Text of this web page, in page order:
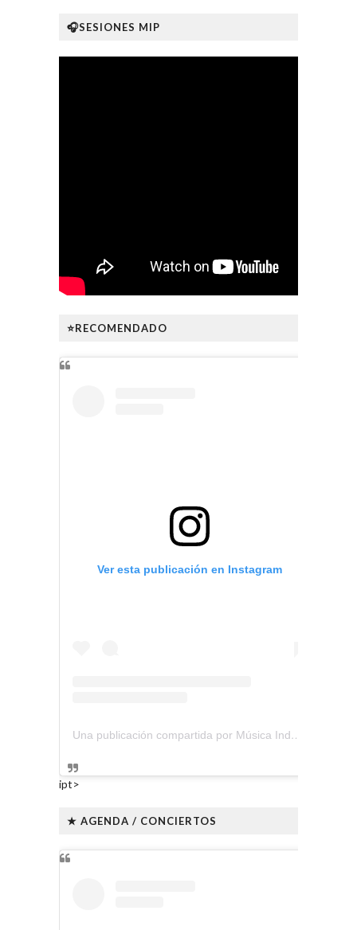
🎧SESIONES MIP
⭐RECOMENDADO
Ver esta publicación en Instagram
Una publicación compartida por Música Independiente Perú 🇵🇪 (@musica.independiente.peru)
ipt>
★ AGENDA / CONCIERTOS